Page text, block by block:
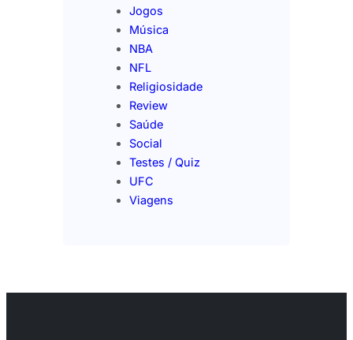
Jogos
Música
NBA
NFL
Religiosidade
Review
Saúde
Social
Testes / Quiz
UFC
Viagens